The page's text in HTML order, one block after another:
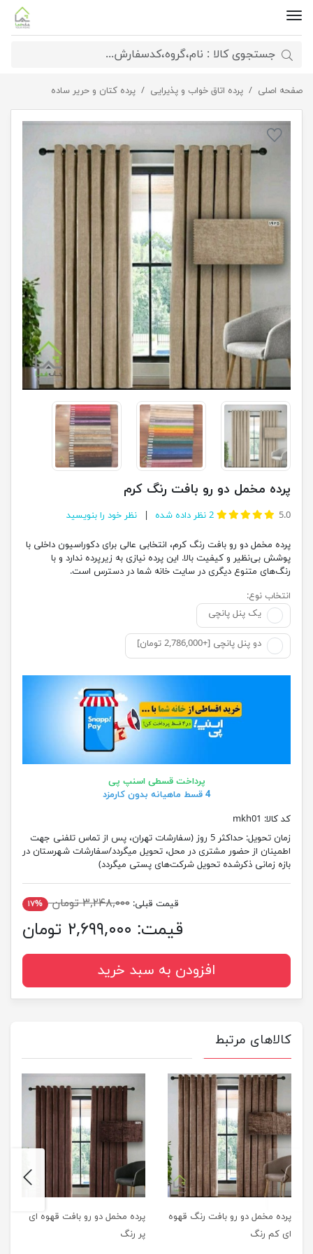
صفحه اصلی پرده اتاق خواب و پذیرایی پرده کتان و حریر ساده پرده مخمل دو رو بافت رنگ کرم
پرده مخمل دو رو بافت رنگ کرم
5.0
2 نظر داده شده نظر خود را بنویسید
پرده مخمل دو رو بافت رنگ کرم، انتخابی عالی برای دکوراسیون داخلی با
پوشش بی‌نظیر و کیفیت بالا. این پرده نیازی به زیرپرده ندارد و با
رنگ‌های متنوع دیگری در سایت خانه شما در دسترس است.
انتخاب نوع:
یک پنل پانچی
دو پنل پانچی [+2,786,000 تومان]
پرداخت قسطی اسنپ پی
4 قسط ماهیانه بدون کارمزد
کد کالا: mkh01
زمان تحویل:
حداکثر 5 روز (سفارشات تهران، پس از تماس تلفنی جهت
اطمینان از حضور مشتری در محل، تحویل میگردد/سفارشات شهرستان در
بازه زمانی ذکرشده تحویل شرکت‌های پستی میگردد)
قیمت قبلی: ۳,۲۴۸,۰۰۰ تومان ۱۷%
قیمت: ۲,۶۹۹,۰۰۰ تومان
افزودن به سبد خرید
کالاهای مرتبط
پرده مخمل دو رو بافت رنگ قهوه
ای کم رنگ
پرده مخمل دو رو بافت قهوه ای
پر رنگ
previus